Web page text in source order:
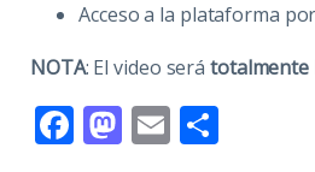
Acceso a la plataforma
NOTA: El video será totalmente
Facebook
Mastodon
Email